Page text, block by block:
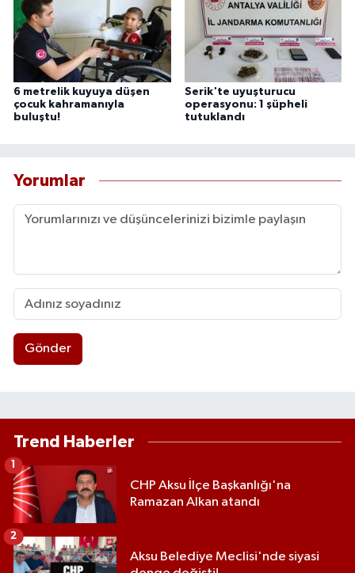
6 metrelik kuyuya düşen
çocuk kahramanıyla
buluştu!
Serik'te uyuşturucu
operasyonu: 1 şüpheli
tutuklandı
Yorumlar
Gönder
Trend Haberler
CHP Aksu İlçe Başkanlığı'na
Ramazan Alkan atandı
1
Aksu Belediye Meclisi'nde siyasi
2